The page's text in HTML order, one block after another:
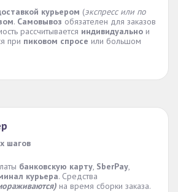
курьером (экспресс или по
. Самовывоз обязателен для заказов
рассчитывается индивидуально и
при пиковом спросе или большом
шагов
банковскую карту, SberPay,
курьера. Средства
на время сборки заказа.